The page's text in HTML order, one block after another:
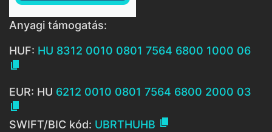
Anyagi támogatás:
HUF: HU 8312 0010 0801 7564 6800 1000 06

EUR: HU 6212 0010 0801 7564 6800 2000 03

SWIFT/BIC kód: UBRTHUHB 